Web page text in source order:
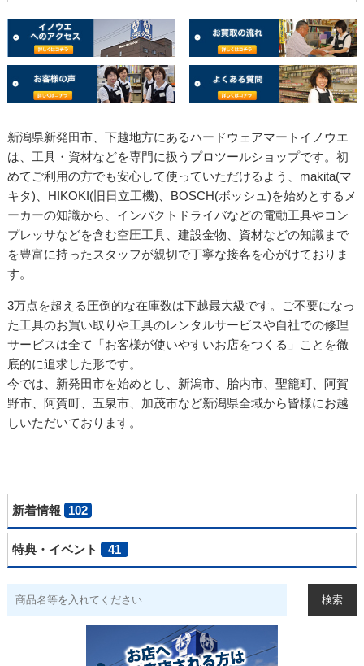
新潟県新発田市、下越地方にあるハードウェアマートイノウエ
は、工具・資材などを専門に扱うプロツールショップです。初
めてご利用の方でも安心して使っていただけるよう、makita(マ
キタ)、HIKOKI(旧日立工機)、BOSCH(ボッシュ)を始めとするメ
ーカーの知識から、インパクトドライバなどの電動工具やコン
プレッサなどを含む空圧工具、建設金物、資材などの知識まで
を豊富に持ったスタッフが親切で丁寧な接客を心がけておりま
す。
3万点を超える圧倒的な在庫数は下越最大級です。ご不要になっ
た工具のお買い取りや工具のレンタルサービスや自社での修理
サービスは全て「お客様が使いやすいお店をつくる」ことを徹
底的に追求した形です。
今では、新発田市を始めとし、新潟市、胎内市、聖籠町、阿賀
野市、阿賀町、五泉市、加茂市など新潟県全域から皆様にお越
しいただいております。
新着情報 102
特典・イベント 41